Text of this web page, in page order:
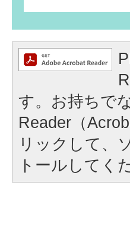
す。お持ちで
Reader（
リックして、
トールしてく